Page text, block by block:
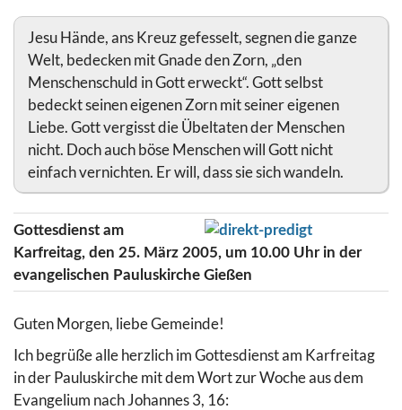
Jesu Hände, ans Kreuz gefesselt, segnen die ganze
Welt, bedecken mit Gnade den Zorn, „den
Menschenschuld in Gott erweckt“. Gott selbst
bedeckt seinen eigenen Zorn mit seiner eigenen
Liebe. Gott vergisst die Übeltaten der Menschen
nicht. Doch auch böse Menschen will Gott nicht
einfach vernichten. Er will, dass sie sich wandeln.
Gottesdienst am
Karfreitag, den 25. März 2005, um 10.00 Uhr in der
evangelischen Pauluskirche Gießen
Guten Morgen, liebe Gemeinde!
Ich begrüße alle herzlich im Gottesdienst am Karfreitag
in der Pauluskirche mit dem Wort zur Woche aus dem
Evangelium nach Johannes 3, 16: